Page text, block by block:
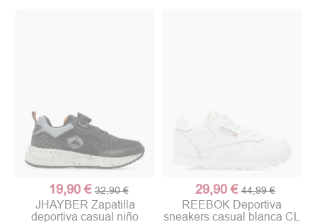
19,90 € 32,90 €
JHAYBER Zapatilla
deportiva casual niño
29,90 € 44,99 €
REEBOK Deportiva
sneakers casual blanca CL